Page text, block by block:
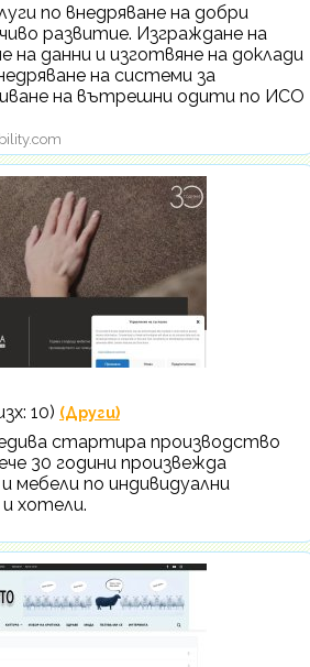
по внедряване на добри
развитие. Изграждане на
на данни и изготвяне на доклади
на системи за
на вътрешни одити по ИСО
10) (Други)
стартира производство
30 години произвежда
мебели по индивидуални
хотели.